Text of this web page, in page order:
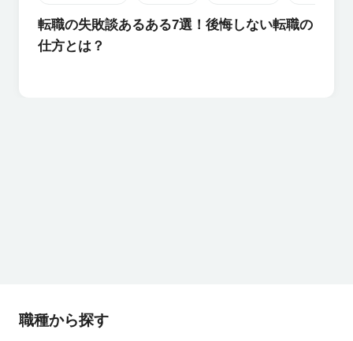
転職の失敗談あるある7選！後悔しない転職の
仕方とは？
職種から探す